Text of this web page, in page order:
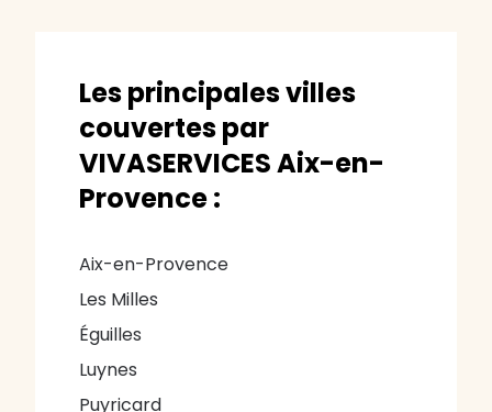
Les principales villes
couvertes par
VIVASERVICES Aix-en-
Provence :
Aix-en-Provence
Les Milles
Éguilles
Luynes
Puyricard